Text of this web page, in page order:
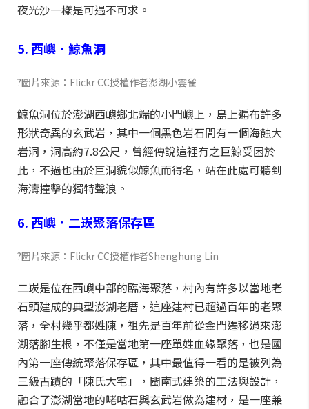
夜光沙一樣是可遇不可求。
5. 西嶼．鯨魚洞
?圖片來源：Flickr CC授權作者澎湖小雲雀
鯨魚洞位於澎湖西嶼鄉北端的小門嶼上，島上遍布許多
形狀奇異的玄武岩，其中一個黑色岩石間有一個海蝕大
岩洞，洞高約7.8公尺，曾經傳說這裡有之巨鯨受困於
此，不過也由於巨洞貌似鯨魚而得名，站在此處可聽到
海濤撞擊的獨特聲浪。
6. 西嶼．二崁聚落保存區
?圖片來源：Flickr CC授權作者Shenghung Lin
二崁是位在西嶼中部的臨海聚落，村內有許多以當地老
石頭建成的典型澎湖老厝，這座建村已超過百年的老聚
落，全村幾乎都姓陳，祖先是百年前從金門遷移過來澎
湖落腳生根，不僅是當地第一座單姓血緣聚落，也是國
內第一座傳統聚落保存區，其中最值得一看的是被列為
三級古蹟的「陳氏大宅」，閩南式建築的工法與設計，
融合了澎湖當地的咾咕石與玄武岩做為建材，是一座兼